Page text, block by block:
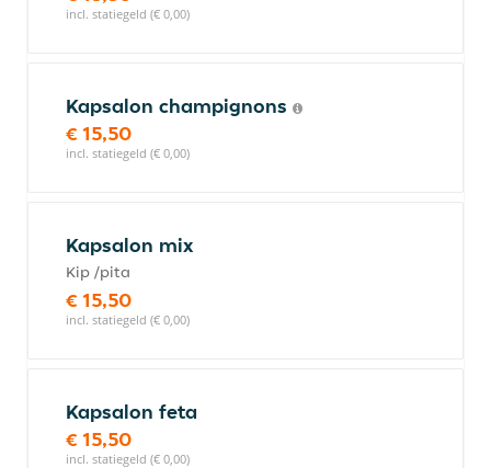
incl. statiegeld (€ 0,00)
Kapsalon champignons
€ 15,50
incl. statiegeld (€ 0,00)
Kapsalon mix
Kip /pita
€ 15,50
incl. statiegeld (€ 0,00)
Kapsalon feta
€ 15,50
incl. statiegeld (€ 0,00)